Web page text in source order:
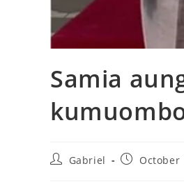
Samia
Gabriel October